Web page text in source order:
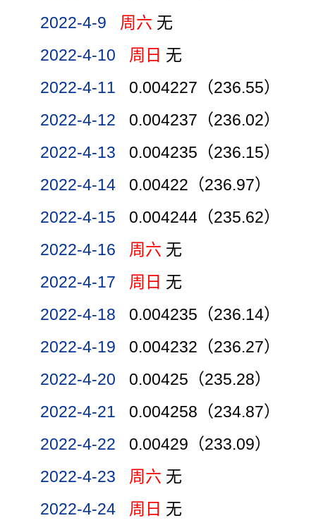
2022-4-9
周六 无
2022-4-10
周日 无
2022-4-11
0.004227（236.55）
2022-4-12
0.004237（236.02）
2022-4-13
0.004235（236.15）
2022-4-14
0.00422（236.97）
2022-4-15
0.004244（235.62）
2022-4-16
周六 无
2022-4-17
周日 无
2022-4-18
0.004235（236.14）
2022-4-19
0.004232（236.27）
2022-4-20
0.00425（235.28）
2022-4-21
0.004258（234.87）
2022-4-22
0.00429（233.09）
2022-4-23
周六 无
2022-4-24
周日 无